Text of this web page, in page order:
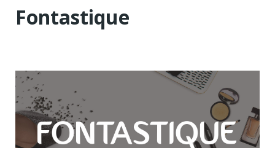
Fontastique